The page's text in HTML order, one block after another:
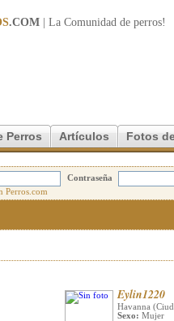
.COM | La Comunidad de perros!
Perros Artículos Fotos
Contraseña
Eylin1220
Havanna
Sexo: Mujer